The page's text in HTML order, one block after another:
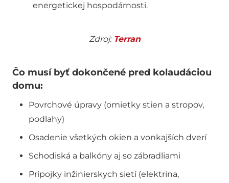
energetickej hospodárnosti.
Zdroj: Terran
Čo musí byť dokončené pred kolaudáciou
domu:
Povrchové úpravy (omietky stien a stropov,
podlahy)
Osadenie všetkých okien a vonkajších dverí
Schodiská a balkóny aj so zábradliami
Prípojky inžinierskych sietí (elektrina,